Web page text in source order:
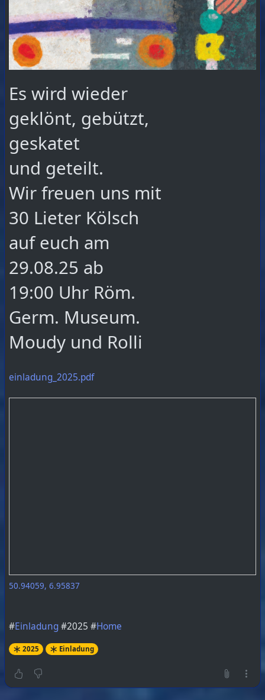
Es wird wieder
geklönt, gebützt,
geskatet
und geteilt.
Wir freuen uns mit
30 Lieter Kölsch
auf euch am
29.08.25 ab
19:00 Uhr Röm.
Germ. Museum.
Moudy und Rolli
einladung_2025.pdf
50.94059, 6.95837
#Einladung#2025 #Home
2025 Einladung